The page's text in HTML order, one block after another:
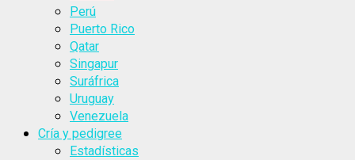
Perú
Puerto Rico
Qatar
Singapur
Suráfrica
Uruguay
Venezuela
Cría y pedigree
Estadísticas